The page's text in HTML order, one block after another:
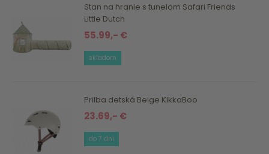
Stan na hranie s tunelom Safari Friends
Little Dutch
55.99,- €
skladom
Prilba detská Beige KikkaBoo
23.69,- €
do 7 dní